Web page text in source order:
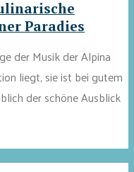
Paradies
der Musik der Alpina
liegt, sie ist bei gutem
der schöne Ausblick